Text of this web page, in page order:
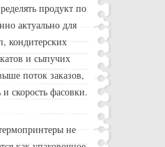
продукт по
актуально для
кондитерских
и сыпучих
поток заказов,
скорость фасовки.
не